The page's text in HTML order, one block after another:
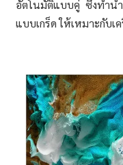
อัตโนมัติแบบคู่ ซึ่งทำน้
แบบเกร็ด ให้เหมาะกับ